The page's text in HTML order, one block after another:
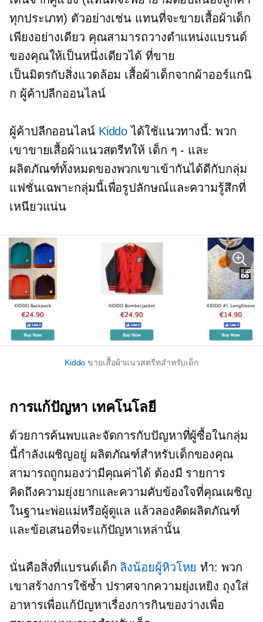
ทุกประเภท) ตัวอย่างเช่น แทนที่จะขายเสื้อผ้าเด็ก
เพียงอย่างเดียว คุณสามารถวางตำแหน่งแบรนด์
ของคุณให้เป็นหนึ่งเดียวได้ ที่ขาย
เป็นมิตรกับสิ่งแวดล้อม เสื้อผ้าเด็กจากผ้าออร์แกนิ
ก ผู้ค้าปลีกออนไลน์
ผู้ค้าปลีกออนไลน์ Kiddo ได้ใช้แนวทางนี้: พวก
เขาขายเสื้อผ้าแนวสตรีทให้ เด็ก ๆ - และ
ผลิตภัณฑ์ทั้งหมดของพวกเขาเข้ากันได้ดีกับกลุ่ม
แฟชั่นเฉพาะกลุ่มนี้เพื่อรูปลักษณ์และความรู้สึกที่
เหนียวแน่น
Kiddo ขายเสื้อผ้าแนวสตรีทสำหรับเด็ก
การแก้ปัญหา เทคโนโลยี
ด้วยการค้นพบและจัดการกับปัญหาที่ผู้ซื้อในกลุ่ม
นี้กำลังเผชิญอยู่ ผลิตภัณฑ์สำหรับเด็กของคุณ
สามารถถูกมองว่ามีคุณค่าได้ ต้องมี รายการ
คิดถึงความยุ่งยากและความคับข้องใจที่คุณเผชิญ
ในฐานะพ่อแม่หรือผู้ดูแล แล้วลองคิดผลิตภัณฑ์
และข้อเสนอที่จะแก้ปัญหาเหล่านั้น
นั่นคือสิ่งที่แบรนด์เด็ก ลิงน้อยผู้หิวโหย ทำ: พวก
เขาสร้างการใช้ซ้ำ ปราศจากความยุ่งเหยิง ถุงใส่
อาหารเพื่อแก้ปัญหาเรื่องการกินของว่างเพื่อ